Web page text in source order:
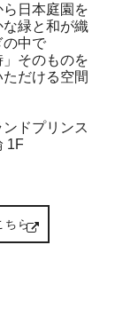
日本庭園を
緑と和が織
の中で
」そのものを
だける空間
ドプリンス
1F
ちら